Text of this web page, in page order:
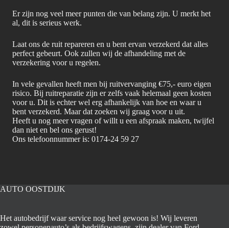
Er zijn nog veel meer punten die van belang zijn. U merkt het
al, dit is serieus werk.
Laat ons de ruit repareren en u bent ervan verzekerd dat alles
perfect gebeurt. Ook zullen wij de afhandeling met de
verzekering voor u regelen.
In vele gevallen heeft men bij ruitvervanging €75,- euro eigen
risico. Bij ruitreparatie zijn er zelfs vaak helemaal geen kosten
voor u. Dit is echter wel erg afhankelijk van hoe en waar u
bent verzekerd. Maar dat zoeken wij graag voor u uit.
Heeft u nog meer vragen of willt u een afspraak maken, twijfel
dan niet en bel ons gerust!
Ons telefoonnummer is: 0174-24 59 27
AUTO OOSTDIJK
Het autobedrijf waar service nog heel gewoon is! Wij leveren